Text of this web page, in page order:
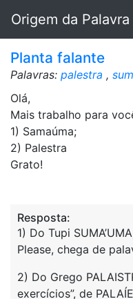
Origem da Palavra
Planta falante
Palavras: palestra ,
Olá,
Mais trabalho para
1) Samaúma;
2) Palestra
Grato!
Resposta:
1) Do Tupi
Please, chega de
2) Do Grego
exercícios”, de